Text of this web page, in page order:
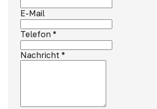
E-Mail
Telefon *
Nachricht *